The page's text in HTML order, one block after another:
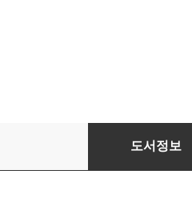
삶을 그리다 : 임
도서정보